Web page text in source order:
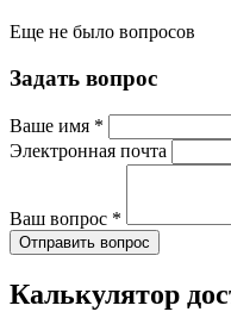
Еще не было вопросов
Задать вопрос
Ваше имя *
Электронная почта
Ваш вопрос *
Отправить вопрос
Калькулятор